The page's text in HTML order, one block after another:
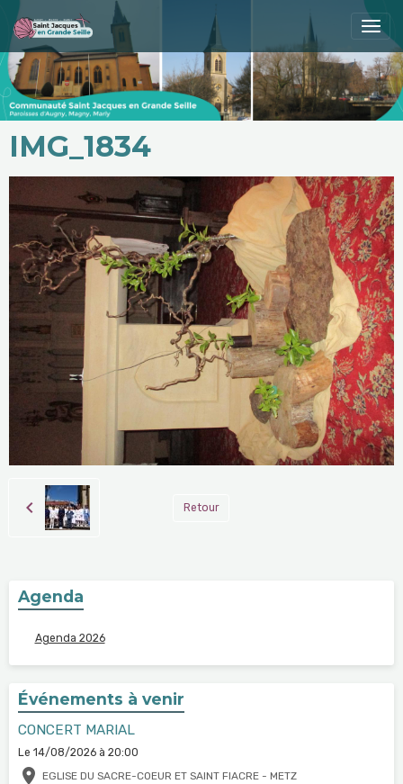
IMG_1834
Retour
Agenda
Agenda 2026
Événements à venir
CONCERT MARIAL
Le 14/08/2026 à 20:00
EGLISE DU SACRE-COEUR ET SAINT FIACRE - METZ